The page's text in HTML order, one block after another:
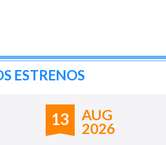
ESTRENOS
13
AUG
2026